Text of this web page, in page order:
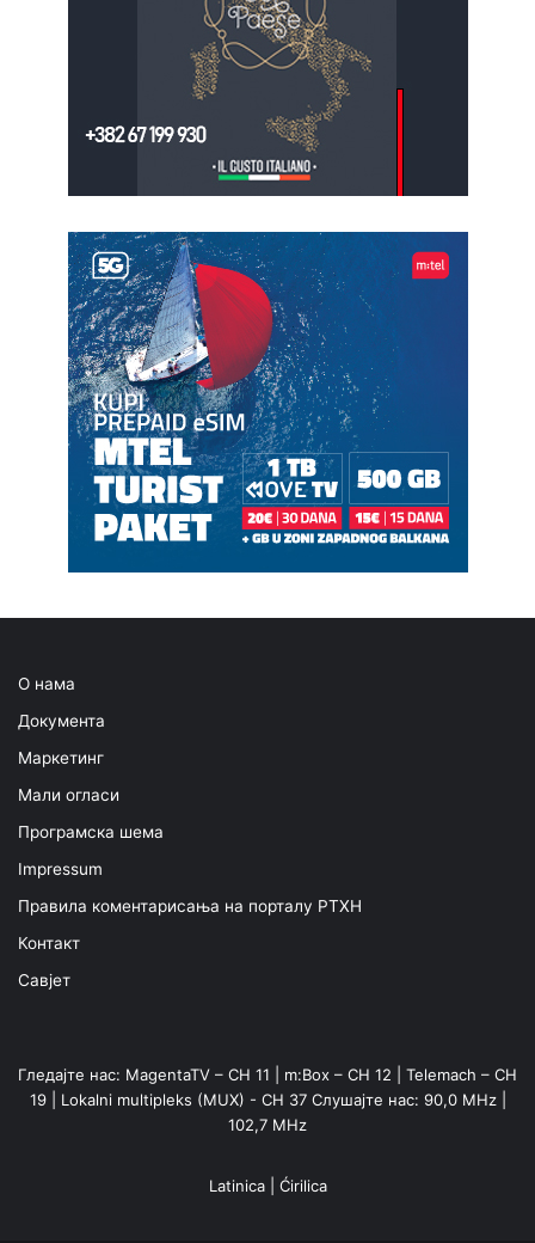
О нама
Документа
Маркетинг
Мали огласи
Програмска шема
Impressum
Правила коментарисања на порталу РТХН
Контакт
Савјет
Гледајте нас: MagentaTV – CH 11 | m:Box – CH 12 | Telemach – CH
19 | Lokalni multipleks (MUX) - CH 37 Слушајте нас: 90,0 MHz |
102,7 MHz
Latinica| Ćirilica